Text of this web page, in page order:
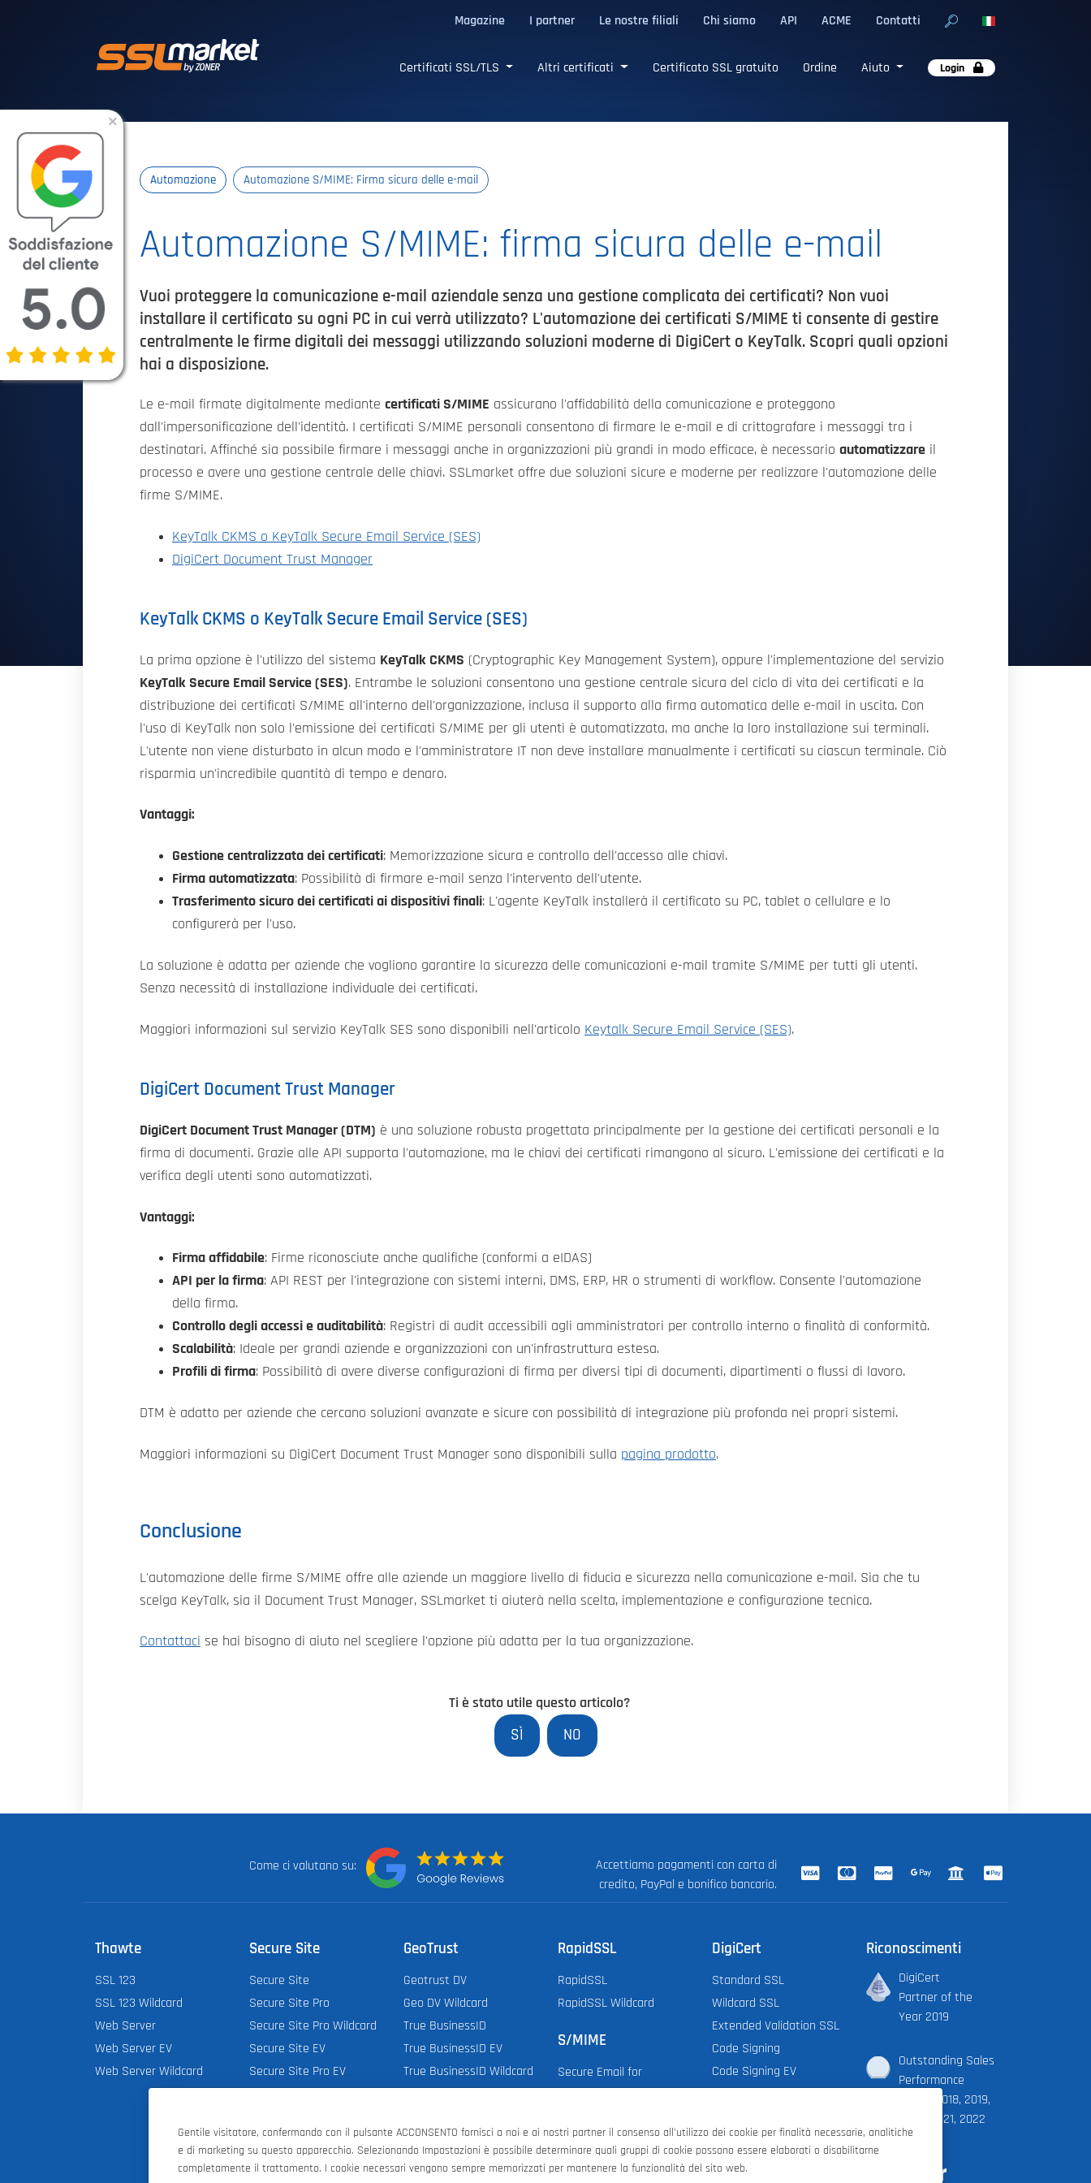
Magazine I partner Le nostre filiali Chi siamo API ACME Contatti
Certificati SSL/TLS affidabili
Certificati SSL/TLS Altri certificati Certificato SSL gratuito Ordine Aiuto Login
Automazione Automazione S/MIME: Firma sicura delle e-mail
Automazione S/MIME: firma sicura delle e-mail
Vuoi proteggere la comunicazione e-mail aziendale senza una gestione complicata dei certificati? Non vuoi
installare il certificato su ogni PC in cui verrà utilizzato? L'automazione dei certificati S/MIME ti consente di gestire
centralmente le firme digitali dei messaggi utilizzando soluzioni moderne di DigiCert o KeyTalk. Scopri quali opzioni
hai a disposizione.
Le e-mail firmate digitalmente mediante certificati S/MIME assicurano l'affidabilità della comunicazione e proteggono
dall'impersonificazione dell'identità. I certificati S/MIME personali consentono di firmare le e-mail e di crittografare i messaggi tra i
destinatari. Affinché sia possibile firmare i messaggi anche in organizzazioni più grandi in modo efficace, è necessario automatizzare il
processo e avere una gestione centrale delle chiavi. SSLmarket offre due soluzioni sicure e moderne per realizzare l'automazione delle
firme S/MIME.
KeyTalk CKMS o KeyTalk Secure Email Service (SES)
DigiCert Document Trust Manager
KeyTalk CKMS o KeyTalk Secure Email Service (SES)
La prima opzione è l'utilizzo del sistema KeyTalk CKMS (Cryptographic Key Management System), oppure l'implementazione del servizio
KeyTalk Secure Email Service (SES). Entrambe le soluzioni consentono una gestione centrale sicura del ciclo di vita dei certificati e la
distribuzione dei certificati S/MIME all'interno dell'organizzazione, inclusa il supporto alla firma automatica delle e-mail in uscita. Con
l'uso di KeyTalk non solo l'emissione dei certificati S/MIME per gli utenti è automatizzata, ma anche la loro installazione sui terminali.
L'utente non viene disturbato in alcun modo e l'amministratore IT non deve installare manualmente i certificati su ciascun terminale. Ciò
risparmia un'incredibile quantità di tempo e denaro.
Vantaggi:
Gestione centralizzata dei certificati: Memorizzazione sicura e controllo dell'accesso alle chiavi.
Firma automatizzata: Possibilità di firmare e-mail senza l'intervento dell'utente.
Trasferimento sicuro dei certificati ai dispositivi finali: L'agente KeyTalk installerà il certificato su PC, tablet o cellulare e lo
configurerà per l'uso.
La soluzione è adatta per aziende che vogliono garantire la sicurezza delle comunicazioni e-mail tramite S/MIME per tutti gli utenti.
Senza necessità di installazione individuale dei certificati.
Maggiori informazioni sul servizio KeyTalk SES sono disponibili nell'articolo Keytalk Secure Email Service (SES).
DigiCert Document Trust Manager
DigiCert Document Trust Manager (DTM) è una soluzione robusta progettata principalmente per la gestione dei certificati personali e la
firma di documenti. Grazie alle API supporta l'automazione, ma le chiavi dei certificati rimangono al sicuro. L'emissione dei certificati e la
verifica degli utenti sono automatizzati.
Vantaggi:
Firma affidabile: Firme riconosciute anche qualifiche (conformi a eIDAS)
API per la firma: API REST per l'integrazione con sistemi interni, DMS, ERP, HR o strumenti di workflow. Consente l'automazione
della firma.
Controllo degli accessi e auditabilità: Registri di audit accessibili agli amministratori per controllo interno o finalità di conformità.
Scalabilità: Ideale per grandi aziende e organizzazioni con un'infrastruttura estesa.
Profili di firma: Possibilità di avere diverse configurazioni di firma per diversi tipi di documenti, dipartimenti o flussi di lavoro.
DTM è adatto per aziende che cercano soluzioni avanzate e sicure con possibilità di integrazione più profonda nei propri sistemi.
Maggiori informazioni su DigiCert Document Trust Manager sono disponibili sulla pagina prodotto.
Conclusione
L'automazione delle firme S/MIME offre alle aziende un maggiore livello di fiducia e sicurezza nella comunicazione e-mail. Sia che tu
scelga KeyTalk, sia il Document Trust Manager, SSLmarket ti aiuterà nella scelta, implementazione e configurazione tecnica.
Contattaci se hai bisogno di aiuto nel scegliere l'opzione più adatta per la tua organizzazione.
Ti è stato utile questo articolo?
SÌ NO
Come ci valutano su:
Accettiamo pagamenti con carta di
credito, PayPal e bonifico bancario.
Thawte
SSL 123
SSL 123 Wildcard
Web Server
Web Server EV
Web Server Wildcard
Secure Site
Secure Site
Secure Site Pro
Secure Site Pro Wildcard
Secure Site EV
Secure Site Pro EV
GeoTrust
Geotrust DV
Geo DV Wildcard
True BusinessID
True BusinessID EV
True BusinessID Wildcard
RapidSSL
RapidSSL
RapidSSL Wildcard
S/MIME
Secure Email for
Individual
DigiCert
Standard SSL
Wildcard SSL
Extended Validation SSL
Code Signing
Code Signing EV
Riconoscimenti
DigiCert
Partner of the
Year 2019
Outstanding Sales
Performance
Award 2018, 2019,
2020, 2021, 2022
×
Gentile visitatore, confermando con il pulsante ACCONSENTO fornisci a noi e ai nostri partner il consenso all'utilizzo dei cookie per finalità necessarie, analitiche
e di marketing su questo apparecchio. Selezionando Impostazioni è possibile determinare quali gruppi di cookie possono essere elaborati o disabilitarne
completamente il trattamento. I cookie necessari vengono sempre memorizzati per mantenere la funzionalità del sito web.